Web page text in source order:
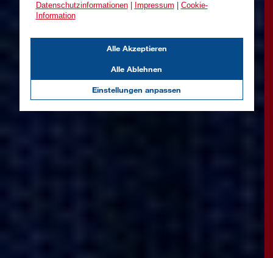
Datenschutzinformationen| Impressum
Cookie-
Information
Einstellungen anpassen
Alle Ablehnen
Alle Akzeptieren